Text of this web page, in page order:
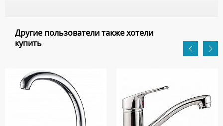
Другие пользователи также хотели
купить